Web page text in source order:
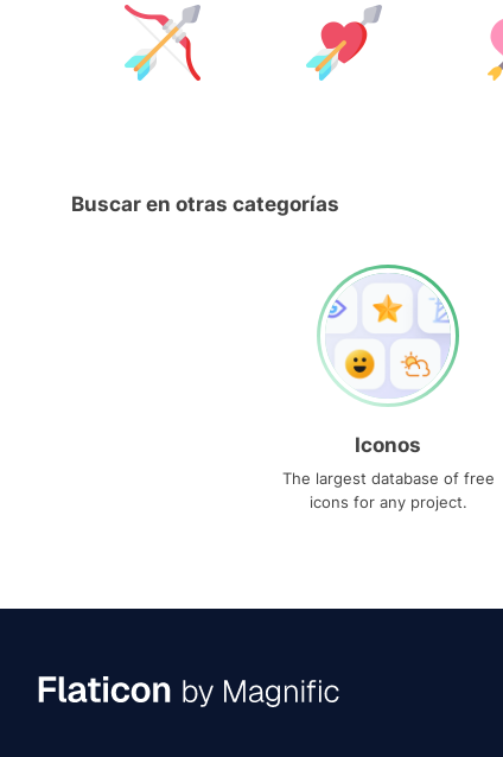
Buscar en otras categorías
Iconos
The largest database of free
icons for any project.